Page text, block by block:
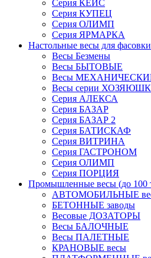
Серия КЕЙС
Серия КУПЕЦ
Серия ОЛИМП
Серия ЯРМАРКА
Настольные весы для
Весы Безмены
Весы БЫТОВЫЕ
Весы
Весы серии
Серия АЛЕКСА
Серия БАЗАР
Серия БАЗАР 2
Серия БАТИСКАФ
Серия ВИТРИНА
Серия ГАСТРОНОМ
Серия ОЛИМП
Серия ПОРЦИЯ
Промышленные весы (до 100
АВТОМОБИЛЬНЫЕ
БЕТОННЫЕ заводы
Весовые ДОЗАТОРЫ
Весы БАЛОЧНЫЕ
Весы ПАЛЕТНЫЕ
КРАНОВЫЕ весы